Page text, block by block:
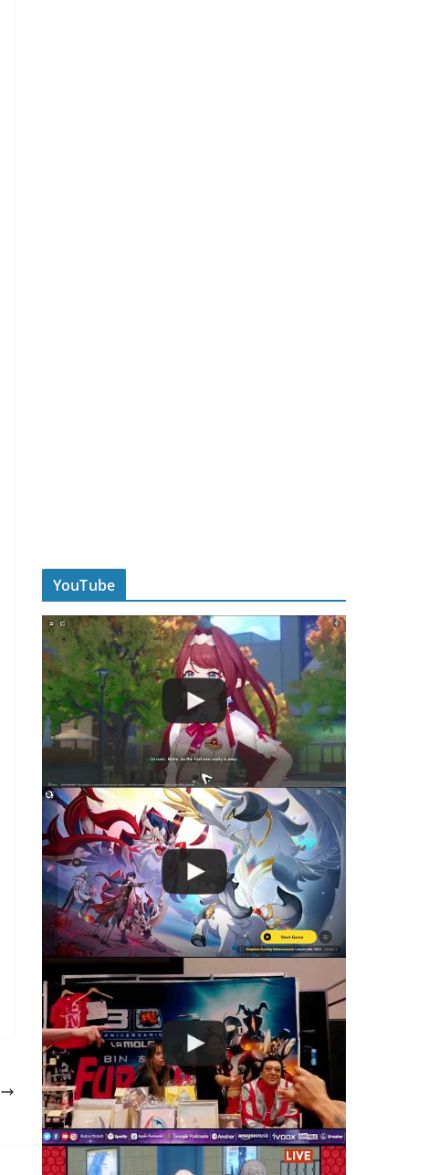
YouTube